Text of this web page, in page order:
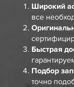
Широкий
все
Быстрая
Подбор
точно